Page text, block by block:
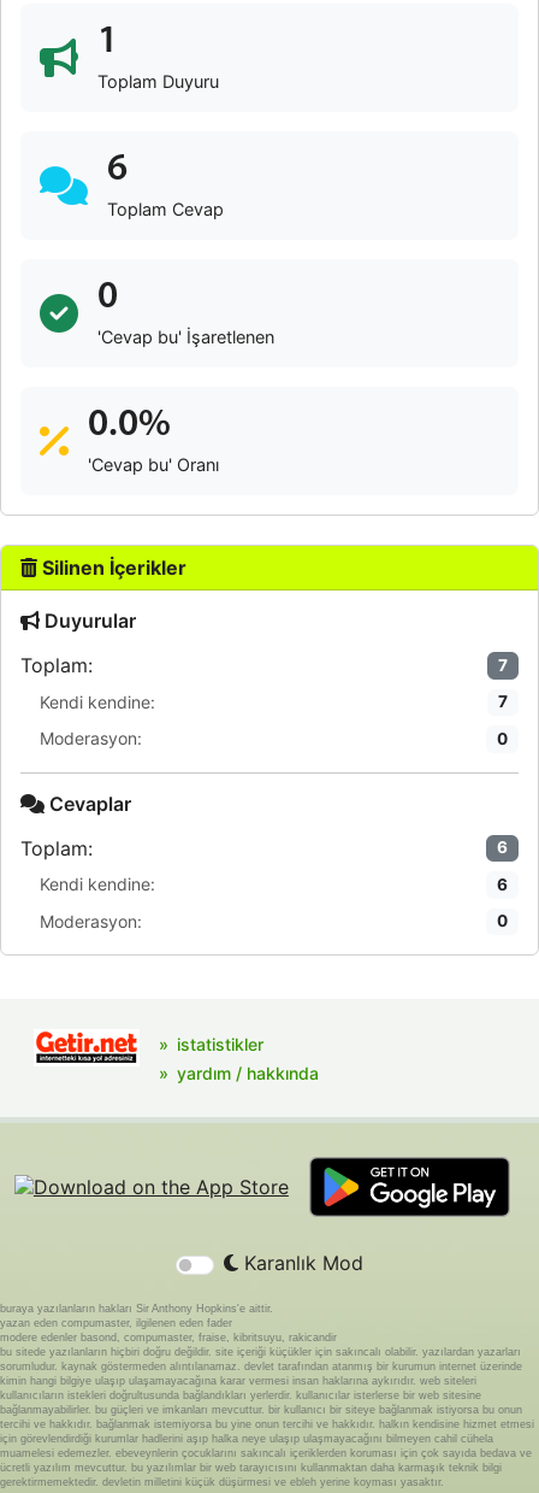
1
Toplam Duyuru
6
Toplam Cevap
0
'Cevap bu' İşaretlenen
0.0%
'Cevap bu' Oranı
Silinen İçerikler
Duyurular
Toplam:
7
Kendi kendine: 7
Moderasyon: 0
Cevaplar
Toplam:
6
Kendi kendine: 6
Moderasyon: 0
istatistikler
yardım / hakkında
Karanlık Mod
buraya yazılanların hakları Sir Anthony Hopkins'e aittir.
yazan eden compumaster, ilgilenen eden fader
modere edenler basond, compumaster, fraise, kibritsuyu, rakicandir
bu sitede yazılanların hiçbiri doğru değildir. site içeriği küçükler için sakıncalı olabilir. yazılardan yazarları
sorumludur. kaynak göstermeden alıntılanamaz. devlet tarafından atanmış bir kurumun internet üzerinde
kimin hangi bilgiye ulaşıp ulaşamayacağına karar vermesi insan haklarına aykırıdır. web siteleri
kullanıcıların istekleri doğrultusunda bağlandıkları yerlerdir. kullanıcılar isterlerse bir web sitesine
bağlanmayabilirler. bu güçleri ve imkanları mevcuttur. bir kullanıcı bir siteye bağlanmak istiyorsa bu onun
tercihi ve hakkıdır. bağlanmak istemiyorsa bu yine onun tercihi ve hakkıdır. halkın kendisine hizmet etmesi
için görevlendirdiği kurumlar hadlerini aşıp halka neye ulaşıp ulaşmayacağını bilmeyen cahil cühela
muamelesi edemezler. ebeveynlerin çocuklarını sakıncalı içeriklerden koruması için çok sayıda bedava ve
ücretli yazılım mevcuttur. bu yazılımlar bir web tarayıcısını kullanmaktan daha karmaşık teknik bilgi
gerektirmemektedir. devletin milletini küçük düşürmesi ve ebleh yerine koyması yasaktır.